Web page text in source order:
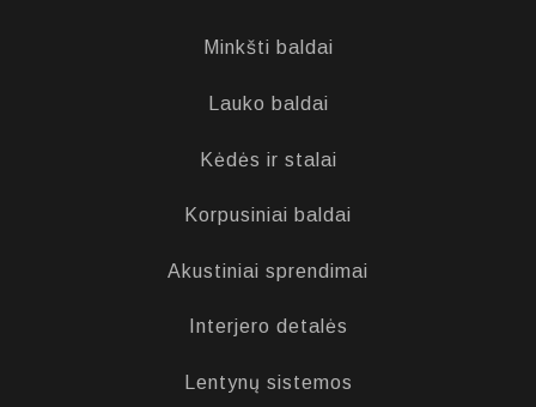
Minkšti baldai
Lauko baldai
Kėdės ir stalai
Korpusiniai baldai
Akustiniai sprendimai
Interjero detalės
Lentynų sistemos